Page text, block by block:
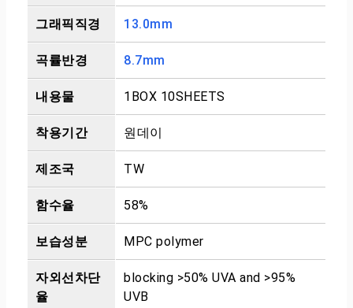
그래픽직경 13.0mm
곡률반경 8.7mm
내용물 1BOX 10SHEETS
착용기간 원데이
제조국 TW
함수율 58%
보습성분 MPC polymer
자외선차단
율
blocking >50% UVA and >95%
UVB